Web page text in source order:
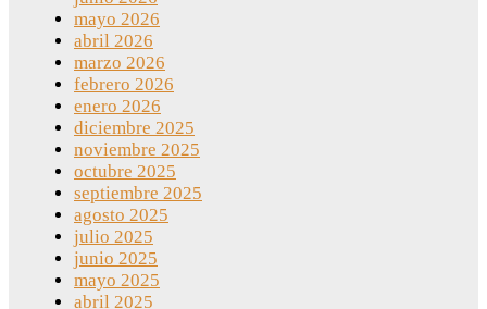
mayo 2026
abril 2026
marzo 2026
febrero 2026
enero 2026
diciembre 2025
noviembre 2025
octubre 2025
septiembre 2025
agosto 2025
julio 2025
junio 2025
mayo 2025
abril 2025